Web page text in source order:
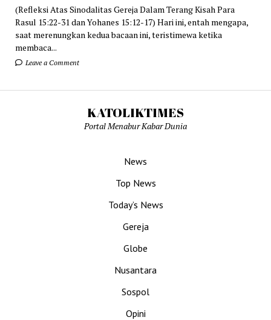
(Refleksi Atas Sinodalitas Gereja Dalam Terang Kisah Para
Rasul 15:22-31 dan Yohanes 15:12-17) Hari ini, entah mengapa,
saat merenungkan kedua bacaan ini, teristimewa ketika
membaca...
Leave a Comment
KATOLIKTIMES
Portal Menabur Kabar Dunia
News
Top News
Today’s News
Gereja
Globe
Nusantara
Sospol
Opini